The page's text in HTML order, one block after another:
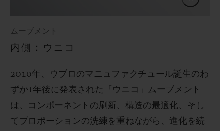
ムーブメント
内側：ウニコ
2010年、ウブロのマニュファクチュール誕生のわ
ずか1年後に発表された「ウニコ」ムーブメント
は、コンポーネントの刷新、構造の最適化、そし
てプロポーションの洗練を重ねながら、進化を続